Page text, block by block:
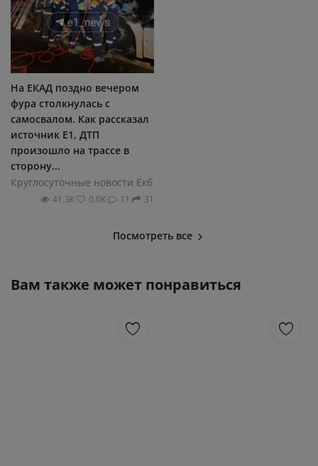
На ЕКАД поздно вечером
фура столкнулась с
самосвалом. Как рассказал
источник E1, ДТП
произошло на трассе в
сторону...
Круглосуточные новости Екб
41.3К 0.0К 11 31
Посмотреть все
Вам также может понравиться